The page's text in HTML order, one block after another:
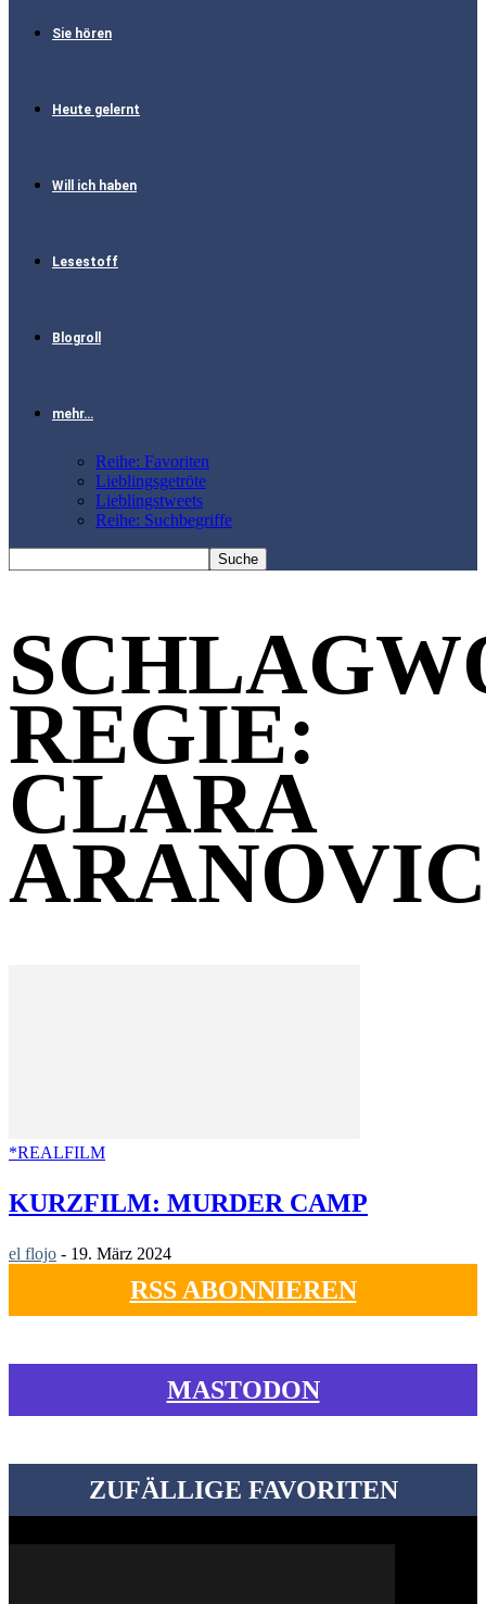
Sie hören
Heute gelernt
Will ich haben
Lesestoff
Blogroll
mehr…
Reihe: Favoriten
Lieblingsgetröte
Lieblingstweets
Reihe: Suchbegriffe
REGIE:
CLARA
*REALFILM
KURZFILM: MURDER CAMP
el flojo - 19. März 2024
RSS ABONNIEREN
MASTODON
ZUFÄLLIGE FAVORITEN